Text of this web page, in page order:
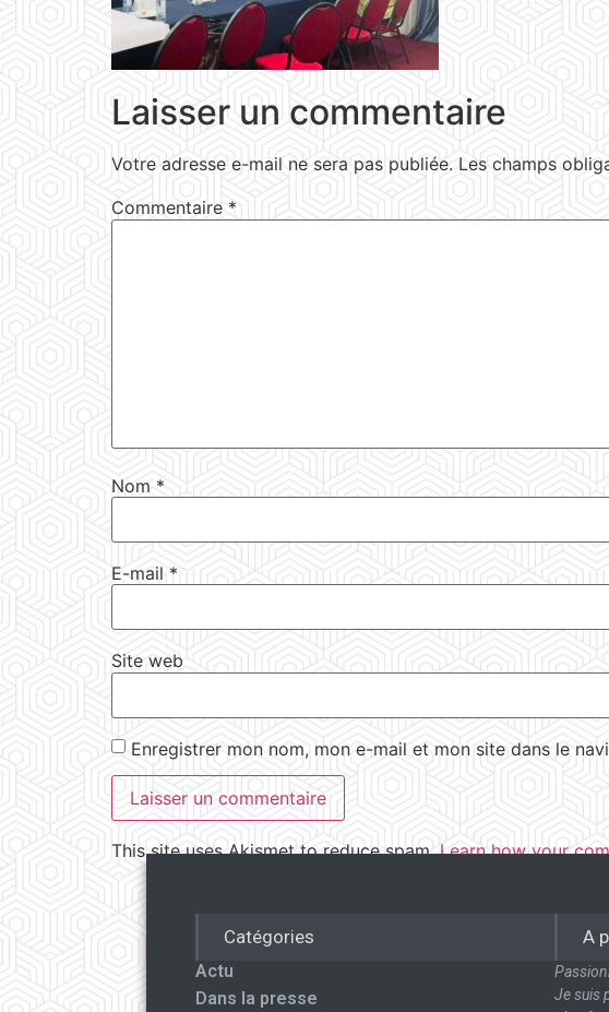
Laisser un commentaire
Votre adresse e-mail ne sera pas publiée. Les champs
Commentaire *
Nom *
E-mail*
Site web
Enregistrer mon nom, mon e-mail et mon site dans le
This site uses Akismet to reduce spam.Learn how your
Catégories
Actu
Dans la presse
A
Je suis